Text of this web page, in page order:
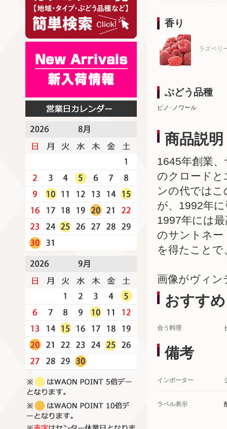
香り
ラズベリ
ぶどう品種
ピノ･ノワール
商品説明
1645年創業
のクロードと
ンの代では
が、1992年
1997年には
のサントネー
を得たこと
画像がヴィン
おすすめ
合う料理
備考
インポーター
ラベル表示